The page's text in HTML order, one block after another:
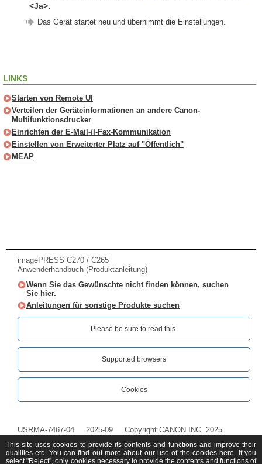
<Ja>.
Das Gerät startet neu und übernimmt die Einstellungen.
LINKS
Starten von Remote UI
Verteilen der Geräteinformationen an andere Canon-
Multifunktionsdrucker
Einrichten der E-Mail-/I-Fax-Kommunikation
Einstellen von Erweiterter Platz auf "Öffentlich"
MEAP
imagePRESS C270 / C265
Anwenderhandbuch (Produktanleitung)
Wenn Sie das Gewünschte nicht finden können, suchen
Sie hier.
Anleitungen für sonstige Produkte suchen
Please be sure to read this.‎
Supported browsers
Cookies
USRMA-7467-04 2025-09 Copyright CANON INC. 2025
This site uses cookies to provide its contents and functions and improve their
qualities etc. You can find out more about our use of the cookies here. If you
select "Reject", only cookies necessary to provide the contents and functions of